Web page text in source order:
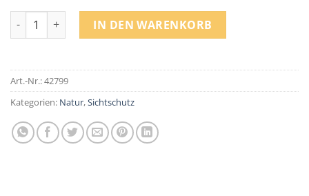
Sichtschutz Bambusmatte exklusiv quantity
IN DEN WARENKORB
Art.-Nr.:42799
Kategorien: Natur,Sichtschutz